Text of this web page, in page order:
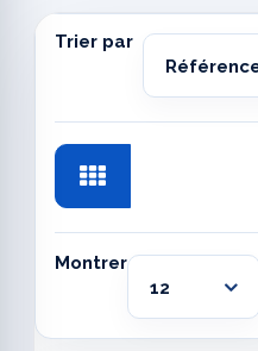
Trier par
Montrer